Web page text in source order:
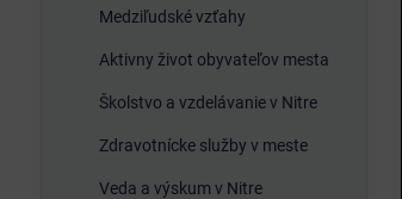
Medziľudské vzťahy
Aktivny život obyvateľov mesta
Školstvo a vzdelávanie v Nitre
Zdravotnícke služby v meste
Veda a výskum v Nitre